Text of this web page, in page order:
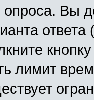
опроса. Вы
ответа
лимит